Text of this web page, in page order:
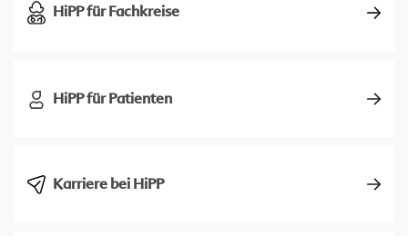
HiPP für Fachkreise
HiPP für Patienten
Karriere bei HiPP